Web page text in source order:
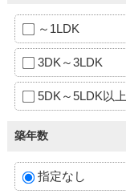
～1LDK
3DK～3LDK
5DK～5LDK以上
築年数
指定なし